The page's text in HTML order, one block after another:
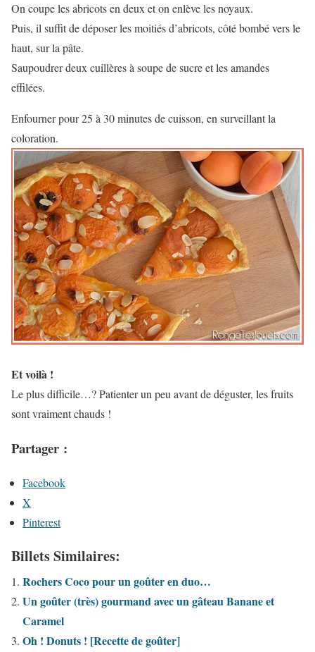
On coupe les abricots en deux et on enlève les noyaux.
Puis, il suffit de déposer les moitiés d’abricots, côté bombé vers le
haut, sur la pâte.
Saupoudrer deux cuillères à soupe de sucre et les amandes
effilées.
Enfourner pour 25 à 30 minutes de cuisson, en surveillant la
coloration.
Et voilà !
Le plus difficile…? Patienter un peu avant de déguster, les fruits
sont vraiment chauds !
Partager :
Facebook
X
Pinterest
Billets Similaires:
Rochers Coco pour un goûter en duo…
Un goûter (très) gourmand avec un gâteau Banane et
Caramel
Oh ! Donuts ! [Recette de goûter]